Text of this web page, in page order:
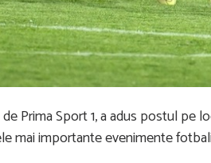
Prima Sport 1, a adus postul
mai importante evenimente